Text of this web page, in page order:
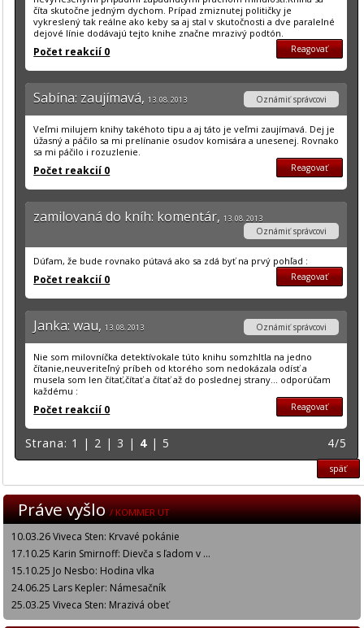
číta skutočne jedným dychom. Prípad zmiznutej političky je
vykreslený tak reálne ako keby sa aj stal v skutočnosti a dve paralelné
dejové línie dodávajú tejto knihe značne mrazivý podtón.
Počet reakcií 0 Reagovať
Sabína: zaujímavá,13. 08. 2013 Oznámiť správcovi
Veľmi milujem knihy takéhoto tipu a aj táto je veľmi zaujímavá. Dej je
úžasný a páčilo sa mi prelínanie osudov komisára a unesenej. Rovnako
sa mi páčilo i rozuzlenie.
Počet reakcií 0 Reagovať
zamilovaná do kníh: komentár,13. 08. 2013
Oznámiť správcovi
Dúfam, že bude rovnako pútavá ako sa zdá byť na prvý pohľad :
Počet reakcií 0 Reagovať
Janka: wau,13. 08. 2013 Oznámiť správcovi
Nie som milovníčka detektívokale túto knihu somzhltla na jedno
čítanie,neuveriteľný príbeh od ktorého som nedokázala odísť a
musela som len čítať,čítať a čítať až do poslednej strany... odporúčam
každému :
Počet reakcií 0 Reagovať
Strana: 1 | 2 | 3 | 4 | 5 4/5
späť
Práve vyšlo/ KOMMER UT
10.03.26 Viveca Sten: Krvavé pokánie
17.10.25 Karin Smirnoff: Dievča s ľadom v ...
15.10.25 Jo Nesbo: Hodina vlka
24.06.25 Lars Kepler: Námesačník
25.03.25 Viveca Sten: Mrazivá obeť